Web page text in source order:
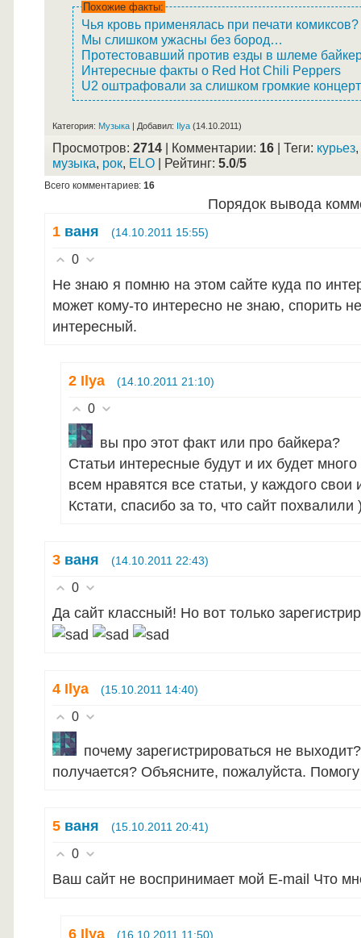
Похожие факты:
Чья кровь применялась при печати комиксов?
Мы слишком ужасны без бород…
Протестовавший против езды в шлеме
Интересные факты о Red Hot Chili Peppers
U2 оштрафовали за слишком громкие
Категория: Музыка | Добавил: Ilya (14.10.2011)
Просмотров: 2714 | Комментарии: 16 | Теги: курьез,
музыка, рок, ELO | Рейтинг: 5.0/5
Всего комментариев: 16
Порядок вывода
1 ваня (14.10.2011 15:55)
0
Не знаю я помню на этом сайте куда по
может кому-то интересно не знаю, спорить
интересный.
2 Ilya (14.10.2011 21:10)
0
вы про этот факт или про байкера?
Статьи интересные будут и их будет
всем нравятся все статьи, у каждого свои
Кстати, спасибо за то, что сайт похвалили
3 ваня (14.10.2011 22:43)
0
Да сайт классный! Но вот только
4 Ilya (15.10.2011 14:40)
0
почему зарегистрироваться не
получается? Объясните, пожалуйста.
5 ваня (15.10.2011 20:41)
0
Ваш сайт не воспринимает мой E-mail Что
6 Ilya (16.10.2011 11:50)